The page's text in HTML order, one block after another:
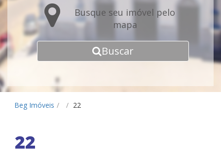
Busque seu imóvel pelo
mapa
Buscar
Beg Imóveis / / 22
22